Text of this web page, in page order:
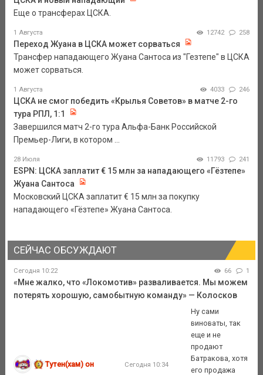
Еще о трансферах ЦСКА.
1 Августа 12742 258
Переход Жуана в ЦСКА может сорваться
Трансфер нападающего Жуана Сантоса из "Гезтепе" в ЦСКА
может сорваться.
1 Августа 4033 246
ЦСКА не смог победить «Крылья Советов» в матче 2-го
тура РПЛ, 1:1
Завершился матч 2-го тура Альфа-Банк Российской
Премьер-Лиги, в котором ...
28 Июля 11793 241
ESPN: ЦСКА заплатит € 15 млн за нападающего «Гёзтепе»
Жуана Сантоса
Московский ЦСКА заплатит € 15 млн за покупку
нападающего «Гёзтепе» Жуана Сантоса.
СЕЙЧАС ОБСУЖДАЮТ
Сегодня 10:22 66 1
«Мне жалко, что «Локомотив» разваливается. Мы можем
потерять хорошую, самобытную команду» — Колосков
Тутен(хам) он Сегодня 10:34
Ну сами
виноваты, так
еще и не
продают
Батракова, хотя
его продажа